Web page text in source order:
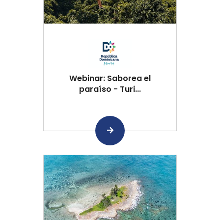
Webinar: Saborea el
paraíso - Turi...